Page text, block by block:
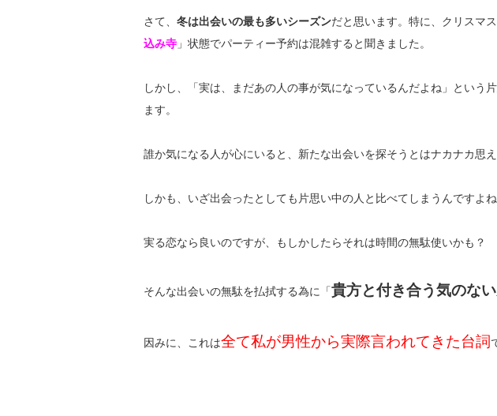
さて、 冬は出会いの最も多いシーズンだと思います。特に、クリスマ
込み寺 」状態でパーティー予約は混雑すると聞きました。
しかし、「実は、まだあの人の事が気になっているんだよね」という
ます。
誰か気になる人が心にいると、新たな出会いを探そうとはナカナカ思え
しかも、いざ出会ったとしても片思い中の人と比べてしまうんですよね
実る恋なら良いのですが、もしかしたらそれは時間の無駄使いかも？
そんな出会いの無駄を払拭する為に「貴方と付き合う気のな
因みに、これは全て私が男性から実際言われてきた台詞